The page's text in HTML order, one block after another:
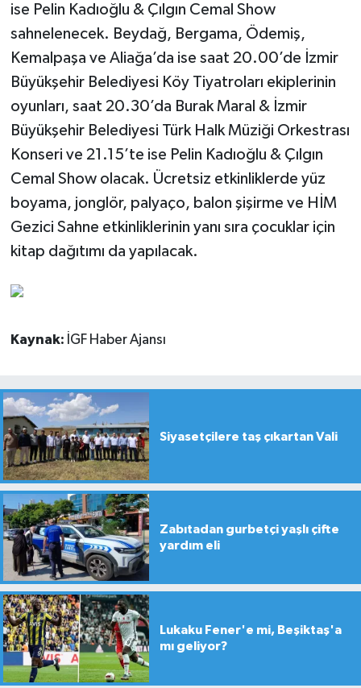
ise Pelin Kadıoğlu & Çılgın Cemal Show
sahnelenecek. Beydağ, Bergama, Ödemiş,
Kemalpaşa ve Aliağa’da ise saat 20.00’de İzmir
Büyükşehir Belediyesi Köy Tiyatroları ekiplerinin
oyunları, saat 20.30’da Burak Maral & İzmir
Büyükşehir Belediyesi Türk Halk Müziği Orkestrası
Konseri ve 21.15’te ise Pelin Kadıoğlu & Çılgın
Cemal Show olacak. Ücretsiz etkinliklerde yüz
boyama, jonglör, palyaço, balon şişirme ve HİM
Gezici Sahne etkinliklerinin yanı sıra çocuklar için
kitap dağıtımı da yapılacak.
Kaynak: İGF Haber Ajansı
Siyasetçilere taş çıkartan Vali
Zabıtadan gurbetçi yaşlı çifte
yardım eli
Lukaku Fener'e mi, Beşiktaş'a
mı geliyor?